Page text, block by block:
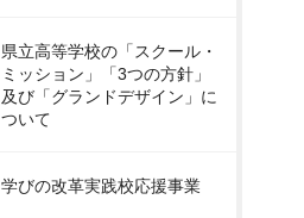
県立高等学校の「スクール・
ミッション」「3つの方針」
及び「グランドデザイン」に
ついて
学びの改革実践校応援事業